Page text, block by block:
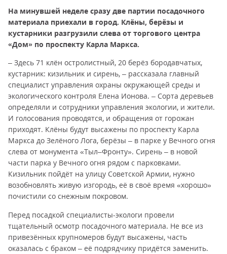
На минувшей неделе сразу две партии посадочного
материала приехали в город. Клёны, берёзы и
кустарники разгрузили слева от торгового центра
«Дом» по проспекту Карла Маркса.
– Здесь 71 клён остролистный, 20 берёз бородавчатых,
кустарник: кизильник и сирень, – рассказала главный
специалист управления охраны окружающей среды и
экологического контроля Елена Ионова. – Сорта деревьев
определяли и сотрудники управления экологии, и жители.
И голосования проводятся, и обращения от горожан
приходят. Клёны будут высажены по проспекту Карла
Маркса до Зелёного Лога, берёзы – в парке у Вечного огня
слева от монумента «Тыл–Фронту». Сирень – в новой
части парка у Вечного огня рядом с парковками.
Кизильник пойдёт на улицу Советской Армии, нужно
возобновлять живую изгородь, её в своё время «хорошо»
почистили со снежным покровом.
Перед посадкой специалисты-экологи провели
тщательный осмотр посадочного материала. Не все из
привезённых крупномеров будут высажены, часть
оказалась с браком – её подрядчику придётся заменить.